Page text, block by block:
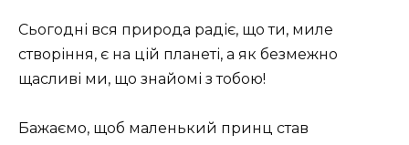
Сьогодні вся природа радіє, що ти, миле
створіння, є на цій планеті, а як безмежно
щасливі ми, що знайомі з тобою!
Бажаємо, щоб маленький принц став